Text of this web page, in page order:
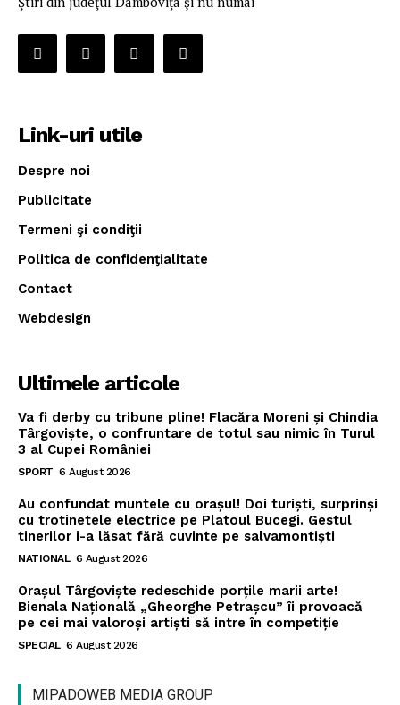
Link-uri utile
Despre noi
Publicitate
Termeni şi condiţii
Politica de confidenţialitate
Contact
Webdesign
Ultimele articole
Va fi derby cu tribune pline! Flacăra Moreni și Chindia
Târgoviște, o confruntare de totul sau nimic în Turul
3 al Cupei României
SPORT 6 August 2026
Au confundat muntele cu orașul! Doi turiști, surprinși
cu trotinetele electrice pe Platoul Bucegi. Gestul
tinerilor i-a lăsat fără cuvinte pe salvamontiști
NATIONAL 6 August 2026
Orașul Târgoviște redeschide porțile marii arte!
Bienala Națională „Gheorghe Petrașcu” îi provoacă
pe cei mai valoroși artiști să intre în competiție
SPECIAL 6 August 2026
MIPADOWEB MEDIA GROUP